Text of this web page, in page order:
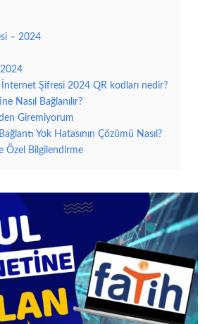
– 2024
Şifresi 2024 QR kodları nedir?
Nasıl Bağlanılır?
Giremiyorum
Yok Hatasının Çözümü Nasıl?
Özel Bilgilendirme